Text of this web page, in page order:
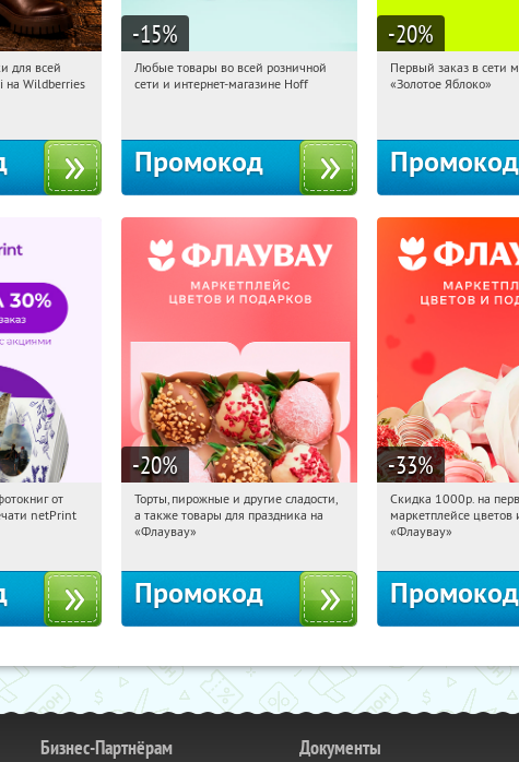
Получили:
для всей
на Wildberries
-15%
00:18:05 Получили:
Любые товары во всей розничной
сети и интернет-магазине Hoff
Промокод
-20%
00:18:05
Первый заказ в сети
«Золотое Яблоко»
Промокод
Получили:
от
netPrint
-20%
00:18:05 Получили:
Россия
Торты, пирожные и другие сладости,
а также товары для праздника на
«Флаувау»
Промокод
-33%
00:18:05
Россия
Скидка 1000р. на
маркетплейсе цветов
«Флаувау»
Промокод
Бизнес-Партнёрам Документы